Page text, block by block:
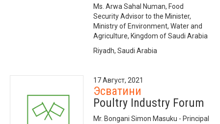
Ms. Arwa Sahal Numan, Food
Security Advisor to the Minister,
Ministry of Environment, Water and
Agriculture, Kingdom of Saudi Arabia
Riyadh, Saudi Arabia
17 Август, 2021
Эсватини
Poultry Industry Forum
Mr. Bongani Simon Masuku - Principal